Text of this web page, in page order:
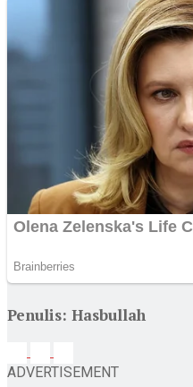
Penulis: Hasbullah
ADVERTISEMENT